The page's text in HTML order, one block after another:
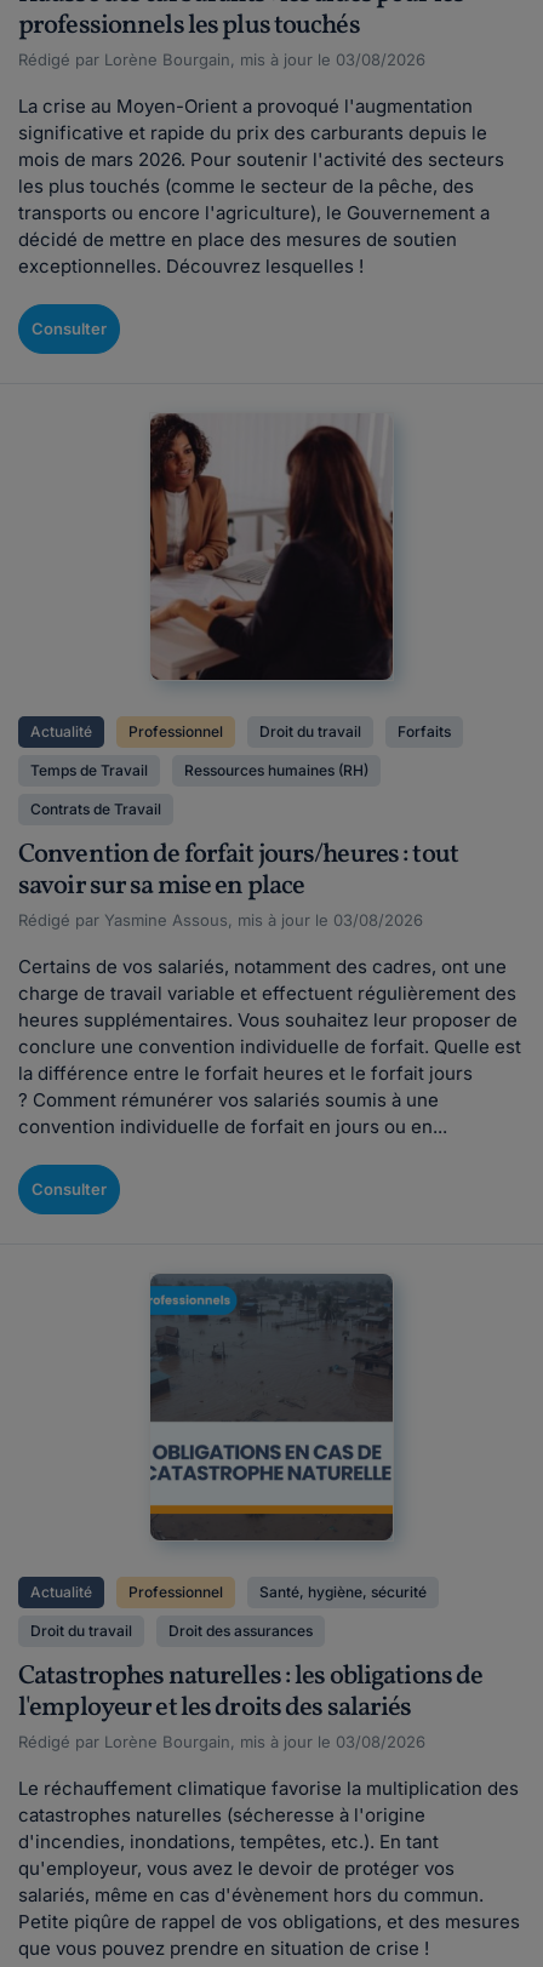
professionnels les plus touchés
Rédigé par Lorène Bourgain, mis à jour le 03/08/2026
La crise au Moyen-Orient a provoqué l'augmentation
significative et rapide du prix des carburants depuis le
mois de mars 2026. Pour soutenir l'activité des secteurs
les plus touchés (comme le secteur de la pêche, des
transports ou encore l'agriculture), le Gouvernement a
décidé de mettre en place des mesures de soutien
exceptionnelles. Découvrez lesquelles !
Consulter
Actualité Professionnel Droit du travail Forfaits
Temps de Travail Ressources humaines (RH)
Contrats de Travail
Convention de forfait jours/heures : tout
savoir sur sa mise en place
Rédigé par Yasmine Assous, mis à jour le 03/08/2026
Certains de vos salariés, notamment des cadres, ont une
charge de travail variable et effectuent régulièrement des
heures supplémentaires. Vous souhaitez leur proposer de
conclure une convention individuelle de forfait. Quelle est
la différence entre le forfait heures et le forfait jours
? Comment rémunérer vos salariés soumis à une
convention individuelle de forfait en jours ou en...
Consulter
Actualité Professionnel Santé, hygiène, sécurité
Droit du travail Droit des assurances
Catastrophes naturelles : les obligations de
l'employeur et les droits des salariés
Rédigé par Lorène Bourgain, mis à jour le 03/08/2026
Le réchauffement climatique favorise la multiplication des
catastrophes naturelles (sécheresse à l'origine
d'incendies, inondations, tempêtes, etc.). En tant
qu'employeur, vous avez le devoir de protéger vos
salariés, même en cas d'évènement hors du commun.
Petite piqûre de rappel de vos obligations, et des mesures
que vous pouvez prendre en situation de crise !